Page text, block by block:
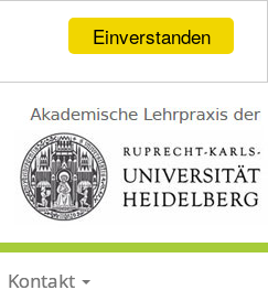
Einverstanden
Kontakt